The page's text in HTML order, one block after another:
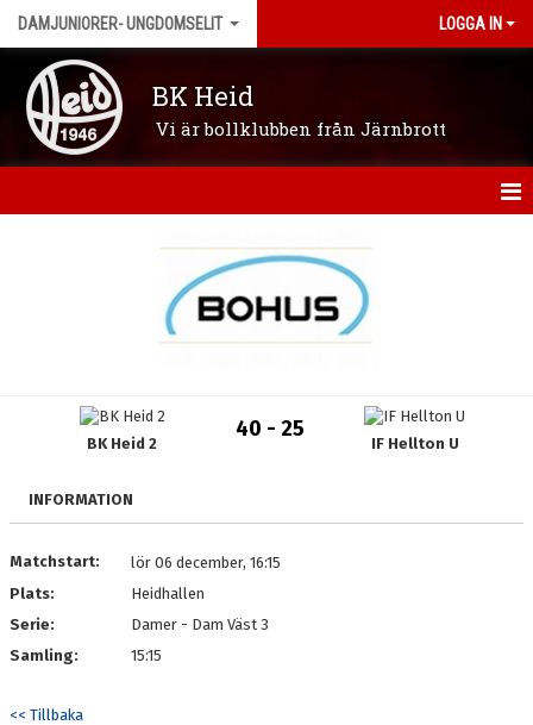
DAMJUNIORER- UNGDOMSELIT LOGGA IN
BK Heid
Vi är bollklubben från Järnbrott
BILDGALLERI
KONTAKT
BK Heid 2
40 - 25
IF Hellton U
INFORMATION
Matchstart:
lör 06 december, 16:15
Plats:
Heidhallen
Serie:
Damer - Dam Väst 3
Samling:
15:15
<< Tillbaka